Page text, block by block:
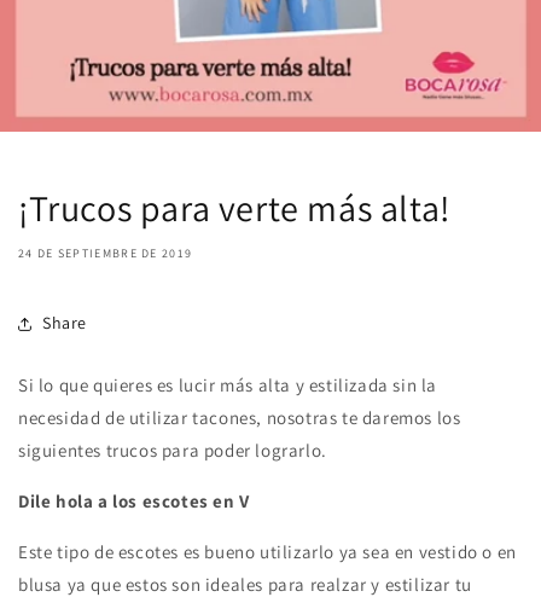
¡Trucos para verte más alta!
24 DE SEPTIEMBRE DE 2019
Share
Si lo que quieres es lucir más alta y estilizada sin la
necesidad de utilizar tacones, nosotras te daremos los
siguientes trucos para poder lograrlo.
Dile hola a los escotes en V
Este tipo de escotes es bueno utilizarlo ya sea en vestido o en
blusa ya que estos son ideales para realzar y estilizar tu